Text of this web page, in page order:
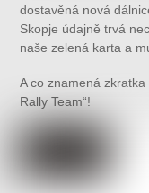
dostavěná nová
Skopje údajně trvá
naše zelená karta a
A co znamená
Rally Team“!